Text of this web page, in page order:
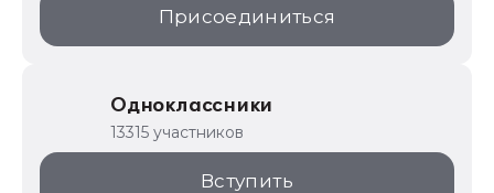
Присоединиться
Одноклассники
13315 участников
Вступить